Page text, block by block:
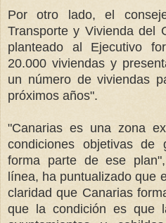
Por otro lado, el
Transporte y Vivienda del
planteado al Ejecutivo
20.000 viviendas y
un número de viviendas
próximos años".
"Canarias es una zona
condiciones objetivas de
forma parte de ese
línea, ha puntualizado que
claridad que Canarias
que la condición es que